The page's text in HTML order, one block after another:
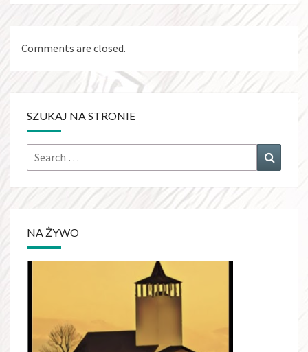
Comments are closed.
SZUKAJ NA STRONIE
Search
for:
NA ŻYWO